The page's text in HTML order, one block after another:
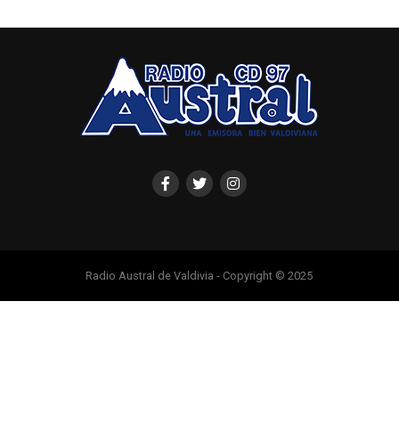
Radio Austral de Valdivia - Copyright © 2025